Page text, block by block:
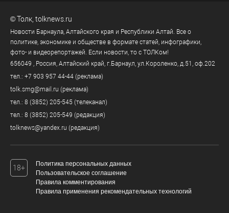
©Толк tolknews.ru
Новости Барнаула, Алтайского края и Республики Алтай. Все о
политике, экономике и обществе в формате статей, инфографики,
фото- и видеорепортажей. Если новости, то с ТОЛКом!
656049
, Россия, Алтайский край, г. Барнаул ул.Короленко, д.51, оф.202
тел.: +7 903 957 44-44 (реклама)
tolk.smg@mail.ru (реклама)
тел.: 8 (3852) 205-545 (телеканал)
тел.: 8 (3852) 205-549 (редакция)
tolknews@yandex.ru (редакция)
18+
Политика персональных данных
Пользовательское соглашение
Правила комментирования
Правила применения рекомендательных технологий